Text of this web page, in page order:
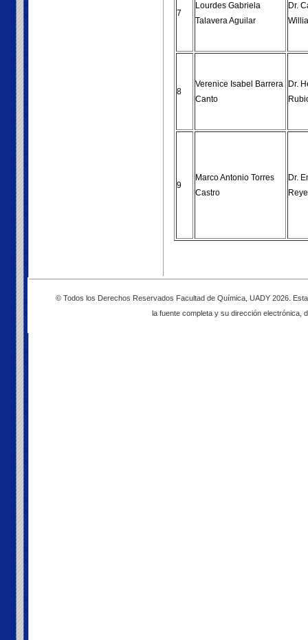
7
Lourdes Gabriela
Talavera Aguilar
Dr.
8
Verenice Isabel Barrera
Canto
Dr.
9
Marco Antonio Torres
Castro
Dr.
© Todos los Derechos Reservados Facultad de Química, UADY 2026.
la fuente completa y su dirección electrónica,